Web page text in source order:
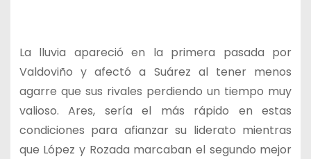
La lluvia apareció en la primera pasada por
Valdoviño y afectó a Suárez al tener menos
agarre que sus rivales perdiendo un tiempo muy
valioso. Ares, sería el más rápido en estas
condiciones para afianzar su liderato mientras
que López y Rozada marcaban el segundo mejor